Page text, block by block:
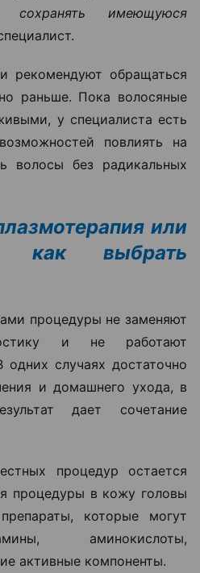
сохранять имеющуюся
рекомендуют обращаться
раньше. Пока волосяные
у специалиста есть
повлиять на
волосы без радикальных
или
как выбрать
процедуры не заменяют
и не работают
случаях достаточно
и домашнего ухода, в
дает сочетание
процедур остается
процедуры в кожу головы
которые могут
аминокислоты,
активные компоненты.